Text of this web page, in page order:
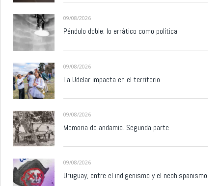
09/08/2026
Péndulo doble: lo errático como política
09/08/2026
La Udelar impacta en el territorio
09/08/2026
Memoria de andamio. Segunda parte
09/08/2026
Uruguay, entre el indigenismo y el neohispanismo